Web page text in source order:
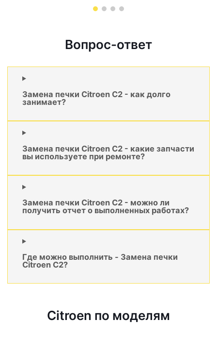
Вопрос-ответ
Замена печки Citroen C2 - как долго
занимает?
Замена печки Citroen C2 - какие запчасти
вы используете при ремонте?
Замена печки Citroen C2 - можно ли
получить отчет о выполненных работах?
Где можно выполнить - Замена печки
Citroen C2?
Citroen по моделям